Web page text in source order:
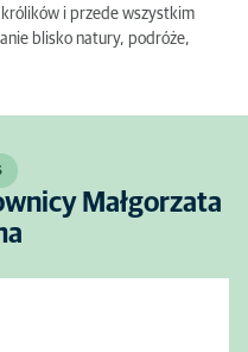
i przede wszystkim
blisko natury, podróże,
Małgorzata